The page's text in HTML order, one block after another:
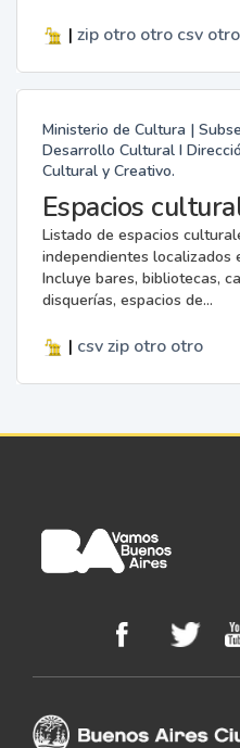
| zip otro otro csv otro
Ministerio de Cultura |
Desarrollo Cultural I
Cultural y Creativo.
Espacios
Listado de espacios
independientes localizados
Incluye bares, bibliotecas,
disquerías, espacios de...
| csv zip otro otro